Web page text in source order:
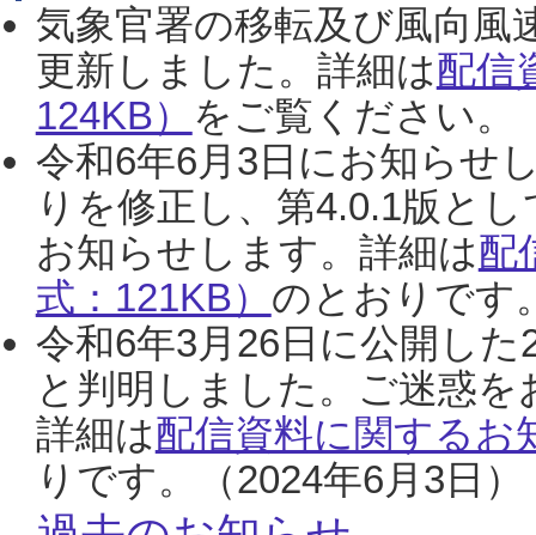
気象官署の移転及び風向風
更新しました。詳細は配信
124KB） をご覧ください。
令和6年6月3日にお知らせ
りを修正し、第4.0.1版と
お知らせします。詳細は配
式：121KB） のとおりです
令和6年3月26日に公開し
と判明しました。ご迷惑
詳細は配信資料に関するお
りです。（2024年6月3日）